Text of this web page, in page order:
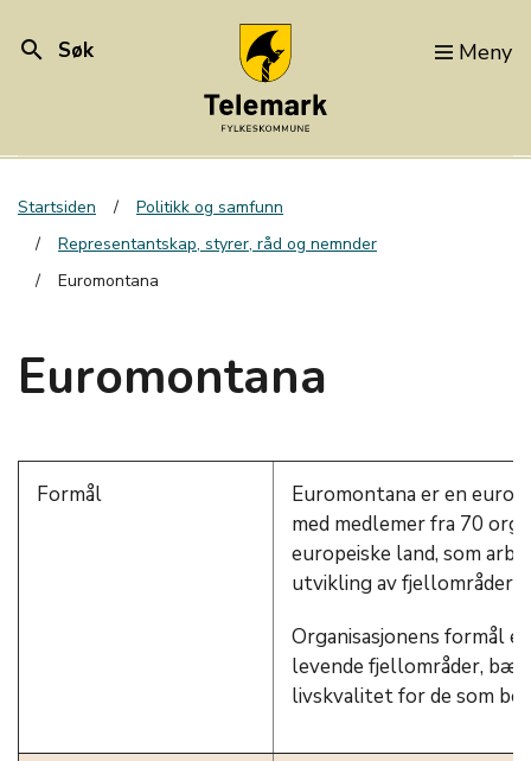
search Søk Meny
Startsiden
Politikk og samfunn
Representantskap, styrer, råd og nemnder
Euromontana
Euromontana
Formål
Euromontana er en
med medlemer fra 70
europeiske land, som
utvikling av fjellområder.
Organisasjonens formål
levende fjellområder,
livskvalitet for de som